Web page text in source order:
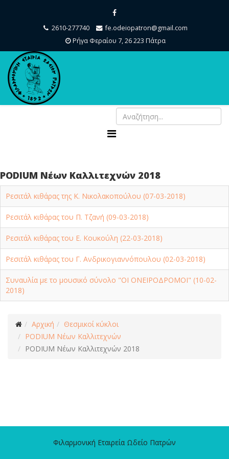
2610-277740
fe.odeiopatron@gmail.com
Ρήγα Φεραίου 7, 26 223 Πάτρα
PODIUM Νέων Καλλιτεχνών 2018
Ρεσιτάλ κιθάρας της Κ. Νικολακοπούλου (07-03-2018)
Ρεσιτάλ κιθάρας του Π. Τζανή (09-03-2018)
Ρεσιτάλ κιθάρας του Ε. Κουκούλη (22-03-2018)
Ρεσιτάλ κιθάρας του Γ. Ανδρικογιαννόπουλου (02-03-2018)
Συναυλία με το μουσικό σύνολο "ΟΙ ΟΝΕΙΡΟΔΡΟΜΟΙ" (10-02-
2018)
Αρχική
Θεσμικοί κύκλοι
PODIUM Νέων Καλλιτεχνών
PODIUM Νέων Καλλιτεχνών 2018
Φιλαρμονική Εταιρεία Ωδείο Πατρών